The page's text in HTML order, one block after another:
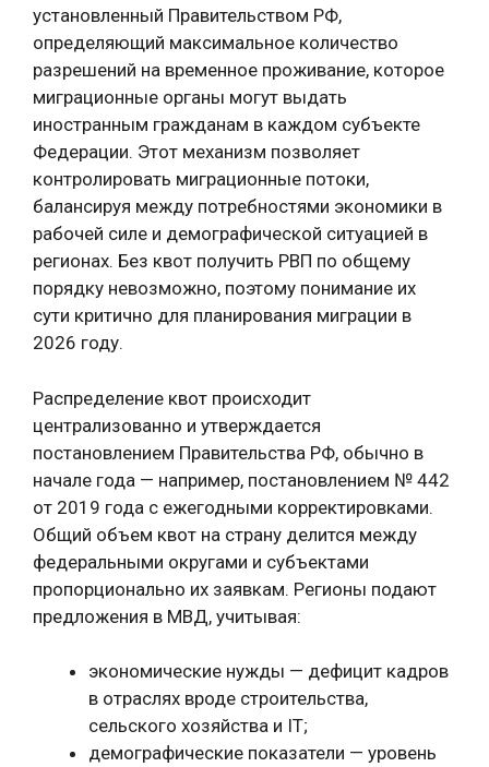
установленный Правительством РФ,
определяющий максимальное количество
разрешений на временное проживание, которое
миграционные органы могут выдать
иностранным гражданам в каждом субъекте
Федерации. Этот механизм позволяет
контролировать миграционные потоки,
балансируя между потребностями экономики в
рабочей силе и демографической ситуацией в
регионах. Без квот получить РВП по общему
порядку невозможно, поэтому понимание их
сути критично для планирования миграции в
2026 году.
Распределение квот происходит
централизованно и утверждается
постановлением Правительства РФ, обычно в
начале года — например, постановлением № 442
от 2019 года с ежегодными корректировками.
Общий объем квот на страну делится между
федеральными округами и субъектами
пропорционально их заявкам. Регионы подают
предложения в МВД, учитывая:
экономические нужды — дефицит кадров
в отраслях вроде строительства,
сельского хозяйства и IT;
демографические показатели — уровень